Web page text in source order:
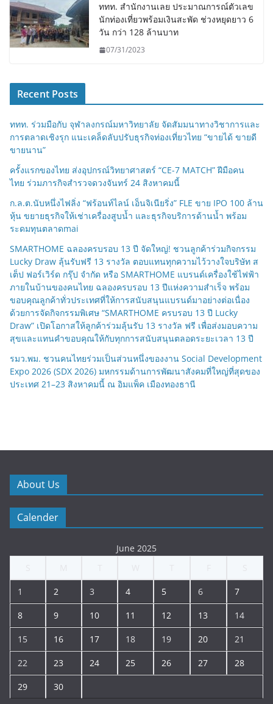
ททท. สำนักงานเลย ประมาณการณ์ตัวเลข
นักท่องเที่ยวพร้อมเงินสะพัด ช่วงหยุดยาว 6
วัน กว่า 128 ล้านบาท
07/31/2023
Recent Posts
ททท. ร่วมมือกับ จุฬาลงกรณ์มหาวิทยาลัย จัดสัมมนาทางวิชาการและ
การตลาดเชิงรุก แนะเคล็ดลับปรับธุรกิจท่องเที่ยวไทย “ขายได้ ขายดี
ขายนาน”
ครั้งแรกของไทย ส่งอุปกรณ์วิทยาศาสตร์ “CE-7 MATCH” ฝีมือคน
ไทย ร่วมภารกิจสำรวจดวงจันทร์ 24 สิงหาคมนี้
ก.ล.ต.นับหนึ่งไฟลิ่ง “ฟร้อนท์ไลน์ เอ็นจิเนียริ่ง” FLE ขาย IPO 100 ล้าน
หุ้น ขยายธุรกิจให้เช่าเครื่องสูบน้ำ และธุรกิจบริการด้านน้ำ พร้อม
ระดมทุนตลาดmai
SMARTHOME ฉลองครบรอบ 13 ปี จัดใหญ่! ชวนลูกค้าร่วมกิจกรรม
Lucky Draw ลุ้นรับฟรี 13 รางวัล ตอบแทนทุกความไว้วางใจบริษัท ส
เต็ป ฟอร์เวิร์ด กรุ๊ป จำกัด หรือ SMARTHOME แบรนด์เครื่องใช้ไฟฟ้า
ภายในบ้านของคนไทย ฉลองครบรอบ 13 ปีแห่งความสำเร็จ พร้อม
ขอบคุณลูกค้าทั่วประเทศที่ให้การสนับสนุนแบรนด์มาอย่างต่อเนื่อง
ด้วยการจัดกิจกรรมพิเศษ “SMARTHOME ครบรอบ 13 ปี Lucky
Draw” เปิดโอกาสให้ลูกค้าร่วมลุ้นรับ 13 รางวัล ฟรี เพื่อส่งมอบความ
สุขและแทนคำขอบคุณให้กับทุกการสนับสนุนตลอดระยะเวลา 13 ปี
รมว.พม. ชวนคนไทยร่วมเป็นส่วนหนึ่งของงาน Social Development
Expo 2026 (SDX 2026) มหกรรมด้านการพัฒนาสังคมที่ใหญ่ที่สุดของ
ประเทศ 21–23 สิงหาคมนี้ ณ อิมแพ็ค เมืองทองธานี
About Us
Calender
June 2025
1 2 3 4 5 6 7
8 9 10 11 12 13 14
15 16 17 18 19 20 21
22 23 24 25 26 27 28
29 30